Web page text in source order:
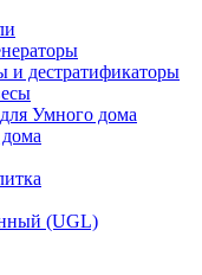
и дестратификаторы
Умного дома
(UGL)